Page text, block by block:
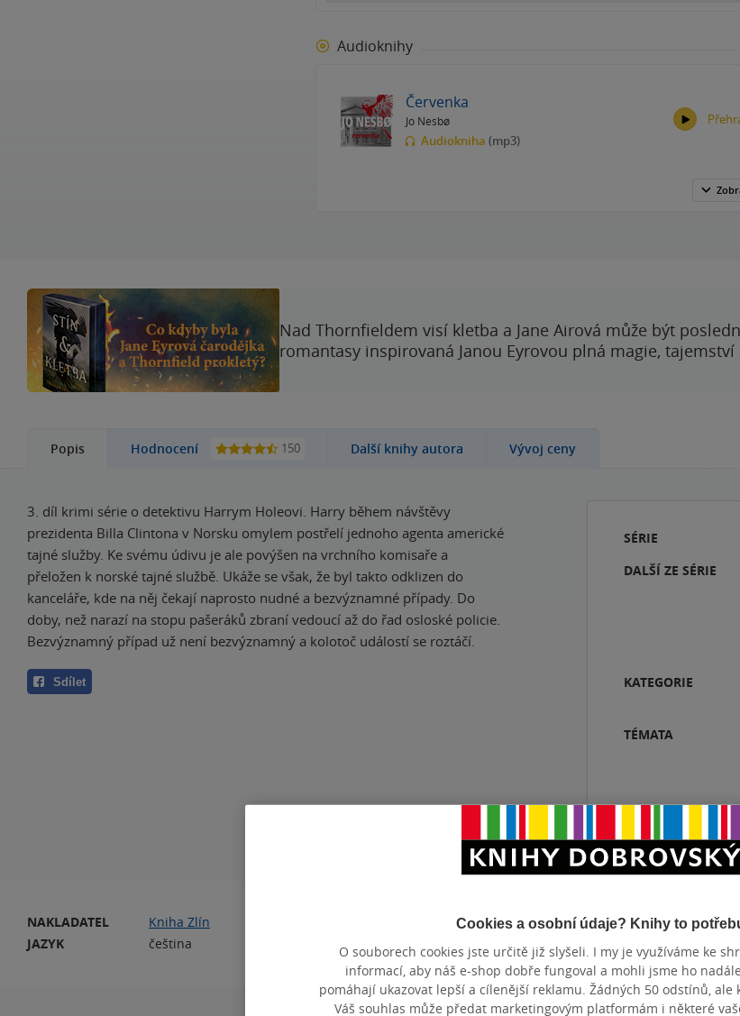
Audioknihy
Červenka
Jo Nesbø
Audiokniha (mp3)
Nad Thornfieldem visí kletba a Jane Airová může být
romantasy inspirovaná Janou Eyrovou plná magie, tajemství
Popis Hodnocení 150 Další knihy autora Vývoj ceny
3. díl krimi série o detektivu Harrym Holeovi. Harry během návštěvy
prezidenta Billa Clintona v Norsku omylem postřelí jednoho agenta americké
tajné služby. Ke svému údivu je ale povýšen na vrchního komisaře a
přeložen k norské tajné službě. Ukáže se však, že byl takto odklizen do
kanceláře, kde na něj čekají naprosto nudné a bezvýznamné případy. Do
doby, než narazí na stopu pašeráků zbraní vedoucí až do řad osloské policie.
Bezvýznamný případ už není bezvýznamný a kolotoč událostí se roztáčí.
Sdílet
SÉRIE
DALŠÍ ZE SÉRIE
KATEGORIE
TÉMATA
NAKLADATEL
Kniha Zlín
JAZYK
čeština
POČET STRAN 592
Cookies a osobní údaje? Knihy to
O souborech cookies jste určitě již slyšeli. I my je využíváme ke
informací, aby náš e-shop dobře fungoval a mohli jsme ho
pomáhají ukazovat lepší a cílenější reklamu. Žádných 50 odstínů, ale
Váš souhlas může předat marketingovým platformám i některé